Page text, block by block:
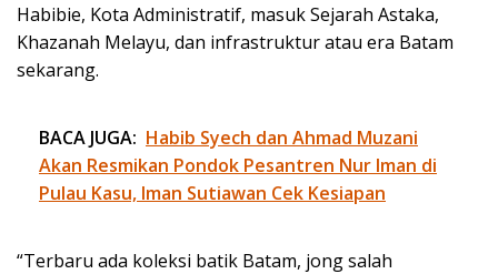
Habibie, Kota Administratif, masuk Sejarah Astaka,
Khazanah Melayu, dan infrastruktur atau era Batam
sekarang.
BACA JUGA: Habib Syech dan Ahmad Muzani
Akan Resmikan Pondok Pesantren Nur Iman di
Pulau Kasu, Iman Sutiawan Cek Kesiapan
“Terbaru ada koleksi batik Batam, jong salah